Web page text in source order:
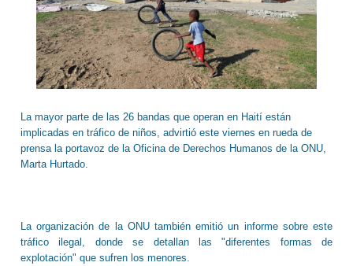
La mayor parte de las 26 bandas que operan en Haití están
implicadas en tráfico de niños, advirtió este viernes en rueda de
prensa la portavoz de la Oficina de Derechos Humanos de la ONU,
Marta Hurtado.
La organización de la ONU también emitió un informe sobre este
tráfico ilegal, donde se detallan las "diferentes formas de
explotación" que sufren los menores.